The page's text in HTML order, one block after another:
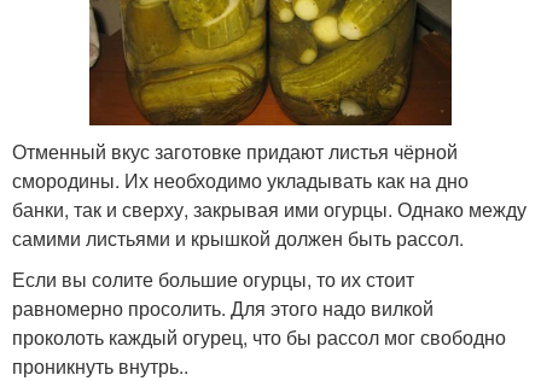
Отменный вкус заготовке придают листья чёрной
смородины. Их необходимо укладывать как на дно
банки, так и сверху, закрывая ими огурцы. Однако между
самими листьями и крышкой должен быть рассол.
Если вы солите большие огурцы, то их стоит
равномерно просолить. Для этого надо вилкой
проколоть каждый огурец, что бы рассол мог свободно
проникнуть внутрь..